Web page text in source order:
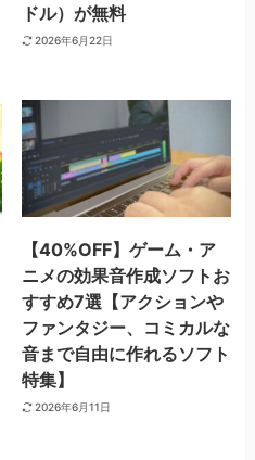
ドル）が無料
2026年6月22日
【40%OFF】ゲーム・ア
ニメの効果音作成ソフトお
すすめ7選【アクションや
ファンタジー、コミカルな
音まで自由に作れるソフト
特集】
2026年6月11日